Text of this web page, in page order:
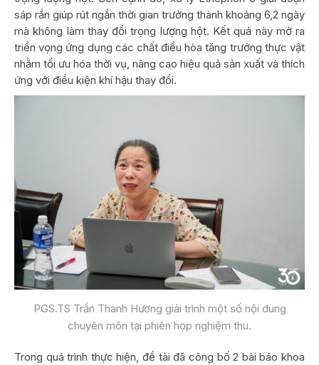
sáp rắn giúp rút ngắn thời gian trưởng thành khoảng 6,2 ngày
mà không làm thay đổi trọng lượng hột. Kết quả này mở ra
triển vọng ứng dụng các chất điều hòa tăng trưởng thực vật
nhằm tối ưu hóa thời vụ, nâng cao hiệu quả sản xuất và thích
ứng với điều kiện khí hậu thay đổi.
PGS.TS Trần Thanh Hương giải trình một số nội dung
chuyên môn tại phiên họp nghiệm thu.
Trong quá trình thực hiện, đề tài đã công bố 2 bài báo khoa